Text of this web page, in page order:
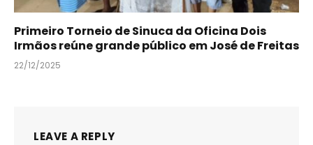
Primeiro Torneio de Sinuca da Oficina Dois
Irmãos reúne grande público em José de Freitas
22/12/2025
LEAVE A REPLY